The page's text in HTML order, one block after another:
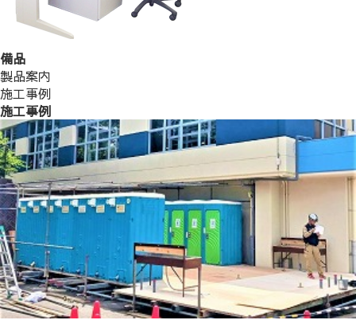
備品
製品案内
施工事例
施工事例